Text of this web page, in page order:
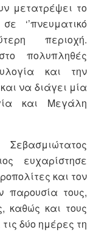
μετατρέψει το
‘’πνευματικό
περιοχή.
πολυπληθές
και την
να διάγει μία
και Μεγάλη
ευχαρίστησε
και τον
παρουσία τους,
καθώς και τους
δύο ημέρες τη